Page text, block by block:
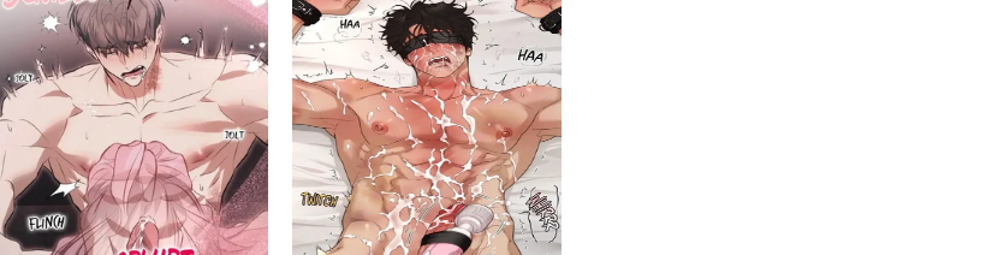
01/05/2026
01/05/2026